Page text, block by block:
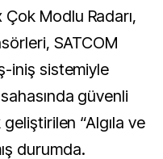
Modlu Radarı,
SATCOM
iniş sistemiyle
güvenli
“Algıla ve
durumda.